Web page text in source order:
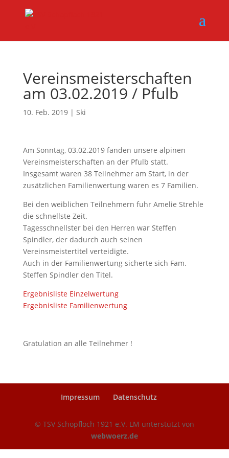
Vereinsmeisterschaften
am 03.02.2019 / Pfulb
10. Feb. 2019| Ski
Am Sonntag, 03.02.2019 fanden unsere alpinen
Vereinsmeisterschaften an der Pfulb statt.
Insgesamt waren 38 Teilnehmer am Start, in der
zusätzlichen Familienwertung waren es 7 Familien.
Bei den weiblichen Teilnehmern fuhr Amelie Strehle
die schnellste Zeit.
Tagesschnellster bei den Herren war Steffen
Spindler, der dadurch auch seinen
Vereinsmeistertitel verteidigte.
Auch in der Familienwertung sicherte sich Fam.
Steffen Spindler den Titel.
Ergebnisliste Einzelwertung
Ergebnisliste Familienwertung
Gratulation an alle Teilnehmer !
Impressum Datenschutz
© TSV Schopfloch 1921 e.V. LM unterstützt von
webwoerz.de